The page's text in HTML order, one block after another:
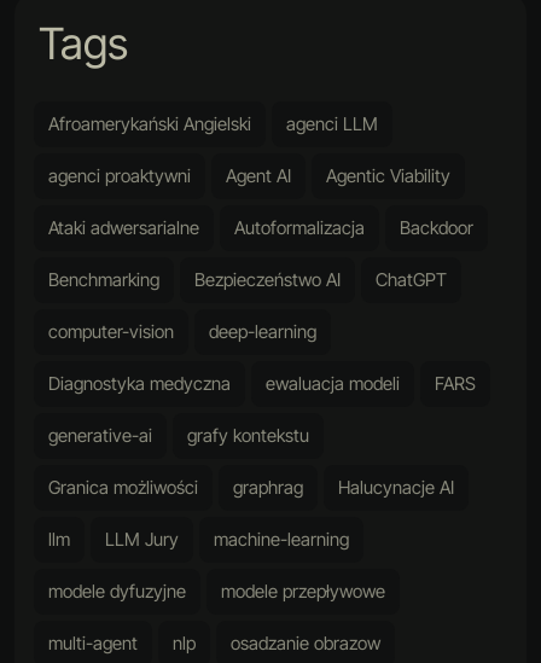
Tags
Afroamerykański Angielski agenci LLM
agenci proaktywni Agent AI Agentic Viability
Ataki adwersarialne Autoformalizacja Backdoor
Benchmarking Bezpieczeństwo AI ChatGPT
computer-vision deep-learning
Diagnostyka medyczna ewaluacja modeli FARS
generative-ai grafy kontekstu
Granica możliwości graphrag Halucynacje AI
llm LLM Jury machine-learning
modele dyfuzyjne modele przepływowe
multi-agent nlp osadzanie obrazow